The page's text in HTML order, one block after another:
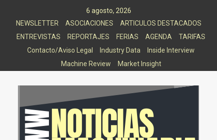
6 agosto, 2026
NEWSLETTER
ASOCIACIONES
ARTICULOS DESTACADOS
ENTREVISTAS
REPORTAJES FERIAS AGENDA
TARIFAS
Contacto/Aviso Legal
Industry Data
Inside Interview
Machine Review
Market Insight